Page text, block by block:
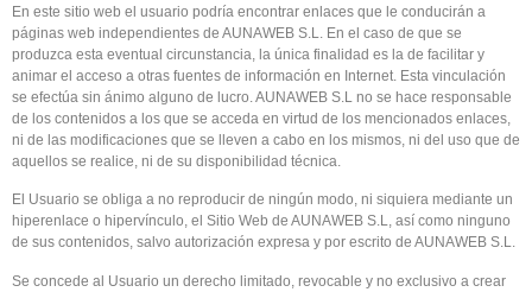
En este sitio web el usuario podría encontrar enlaces que le conducirán a
páginas web independientes de AUNAWEB S.L. En el caso de que se
produzca esta eventual circunstancia, la única finalidad es la de facilitar y
animar el acceso a otras fuentes de información en Internet. Esta vinculación
se efectúa sin ánimo alguno de lucro. AUNAWEB S.L no se hace responsable
de los contenidos a los que se acceda en virtud de los mencionados enlaces,
ni de las modificaciones que se lleven a cabo en los mismos, ni del uso que de
aquellos se realice, ni de su disponibilidad técnica.
El Usuario se obliga a no reproducir de ningún modo, ni siquiera mediante un
hiperenlace o hipervínculo, el Sitio Web de AUNAWEB S.L, así como ninguno
de sus contenidos, salvo autorización expresa y por escrito de AUNAWEB S.L.
Se concede al Usuario un derecho limitado, revocable y no exclusivo a crear